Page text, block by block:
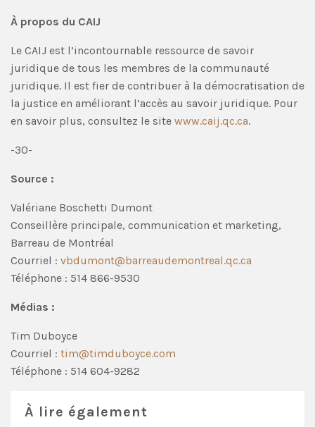
À propos du CAIJ
Le CAIJ est l’incontournable ressource de savoir
juridique de tous les membres de la communauté
juridique. Il est fier de contribuer à la démocratisation de
la justice en améliorant l’accès au savoir juridique. Pour
en savoir plus, consultez le site www.caij.qc.ca.
-30-
Source :
Valériane Boschetti Dumont
Conseillère principale, communication et marketing,
Barreau de Montréal
Courriel : vbdumont@barreaudemontreal.qc.ca
Téléphone : 514 866-9530
Médias :
Tim Duboyce
Courriel : tim@timduboyce.com
Téléphone : 514 604-9282
À lire également